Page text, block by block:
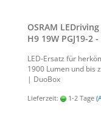
OSRAM
H9 19W PGJ19-​​2
LED-​Ersatz für
1900 Lumen und bis
| Duo­Box
Lieferzeit: 1-2 Tage